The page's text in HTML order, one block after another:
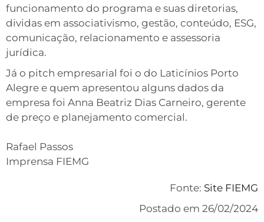
funcionamento do programa e suas diretorias,
dividas em associativismo, gestão, conteúdo, ESG,
comunicação, relacionamento e assessoria
jurídica.
Já o pitch empresarial foi o do Laticínios Porto
Alegre e quem apresentou alguns dados da
empresa foi Anna Beatriz Dias Carneiro, gerente
de preço e planejamento comercial.
Rafael Passos
Imprensa FIEMG
Fonte: Site FIEMG
Postado em 26/02/2024